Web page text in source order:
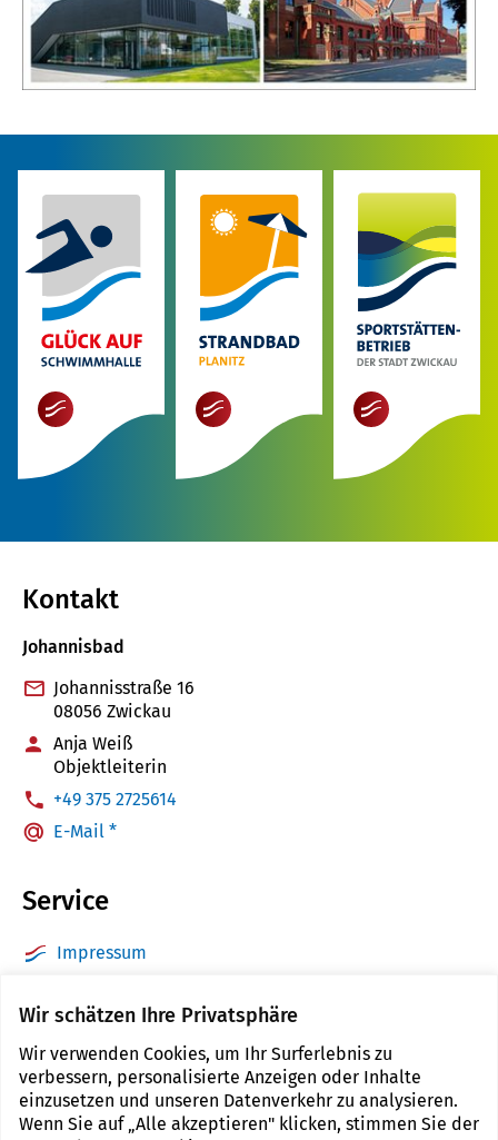
Wir schätzen Ihre Privatsphäre
Wir verwenden Cookies, um Ihr Surferlebnis zu
verbessern, personalisierte Anzeigen oder Inhalte
einzusetzen und unseren Datenverkehr zu analysieren.
Wenn Sie auf „Alle akzeptieren" klicken, stimmen Sie der
mehr mehr mehr
Kontakt
Johannisbad
Johannisstraße 16
08056 Zwickau
Anja Weiß
Objektleiterin
:+49 375 2725614
E-Mail *
Service
Impressum
Barrierefreiheit
Sitemap
Kontakt
Cookie Einstellungen